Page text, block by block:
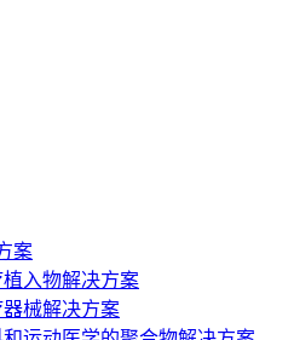
案
入物解决方案
械解决方案